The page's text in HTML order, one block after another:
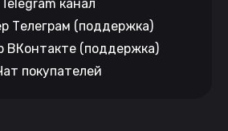
Telegram канал
Телеграм (поддержка)
ВКонтакте (поддержка)
покупателей